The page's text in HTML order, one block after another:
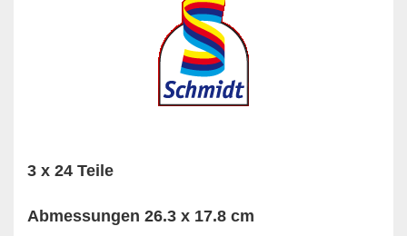
3 x 24 Teile
Abmessungen 26.3 x 17.8 cm